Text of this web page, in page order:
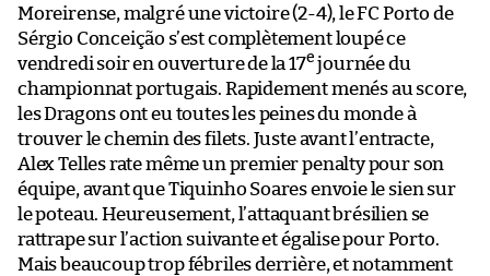
Moreirense, malgré une victoire (2-4), le FC Porto de
Sérgio Conceição s’est complètement loupé ce
vendredi soir en ouverture de la 17e journée du
championnat portugais. Rapidement menés au score,
les Dragons ont eu toutes les peines du monde à
trouver le chemin des filets. Juste avant l’entracte,
Alex Telles rate même un premier penalty pour son
équipe, avant que Tiquinho Soares envoie le sien sur
le poteau. Heureusement, l’attaquant brésilien se
rattrape sur l’action suivante et égalise pour Porto.
Mais beaucoup trop fébriles derrière, et notamment